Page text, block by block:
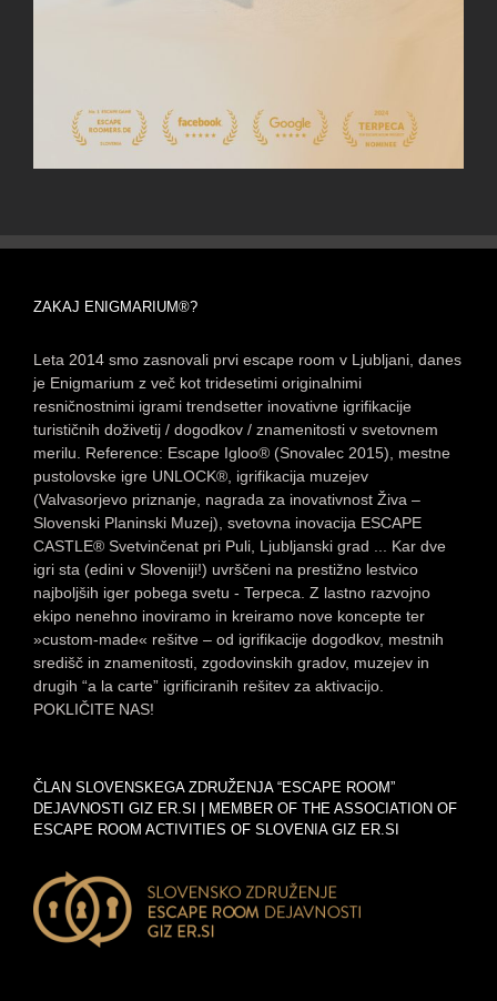
ZAKAJ ENIGMARIUM®?
Leta 2014 smo zasnovali prvi escape room v Ljubljani, danes
je Enigmarium z več kot tridesetimi originalnimi
resničnostnimi igrami trendsetter inovativne igrifikacije
turističnih doživetij / dogodkov / znamenitosti v svetovnem
merilu. Reference: Escape Igloo® (Snovalec 2015), mestne
pustolovske igre UNLOCK®, igrifikacija muzejev
(Valvasorjevo priznanje, nagrada za inovativnost Živa –
Slovenski Planinski Muzej), svetovna inovacija ESCAPE
CASTLE® Svetvinčenat pri Puli, Ljubljanski grad ... Kar dve
igri sta (edini v Sloveniji!) uvrščeni na prestižno lestvico
najboljših iger pobega svetu - Terpeca. Z lastno razvojno
ekipo nenehno inoviramo in kreiramo nove koncepte ter
»custom-made« rešitve – od igrifikacije dogodkov, mestnih
središč in znamenitosti, zgodovinskih gradov, muzejev in
drugih “a la carte” igrificiranih rešitev za aktivacijo.
POKLIČITE NAS!
ČLAN SLOVENSKEGA ZDRUŽENJA “ESCAPE ROOM”
DEJAVNOSTI GIZ ER.SI | MEMBER OF THE ASSOCIATION OF
ESCAPE ROOM ACTIVITIES OF SLOVENIA GIZ ER.SI